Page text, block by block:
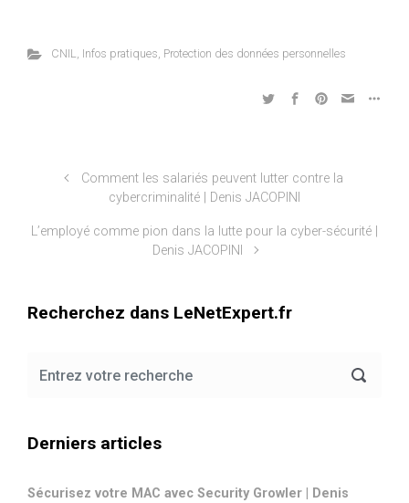
CNIL, Infos pratiques, Protection des données personnelles
Comment les salariés peuvent lutter contre la
cybercriminalité | Denis JACOPINI
L’employé comme pion dans la lutte pour la cyber-sécurité |
Denis JACOPINI
Recherchez dans LeNetExpert.fr
Derniers articles
Sécurisez votre MAC avec Security Growler | Denis